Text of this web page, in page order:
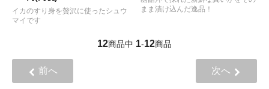
イカのすり身を贅沢に使ったシュウ
マイです
まま漬け込んだ逸品！
12商品中 1-12商品
前へ 次へ